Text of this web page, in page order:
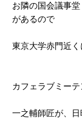
お隣の国会議事
があるので
東京大学赤門近く
カフェラブミーテ
一之輔師匠が、